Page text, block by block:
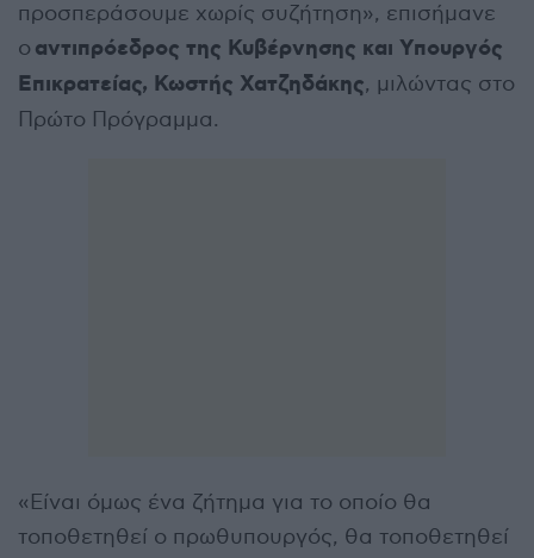
προσπεράσουμε χωρίς συζήτηση», επισήμανε
ο αντιπρόεδρος της Κυβέρνησης και Υπουργός
Επικρατείας, Κωστής Χατζηδάκης, μιλώντας στο
Πρώτο Πρόγραμμα.
«Είναι όμως ένα ζήτημα για το οποίο θα
τοποθετηθεί ο πρωθυπουργός, θα τοποθετηθεί